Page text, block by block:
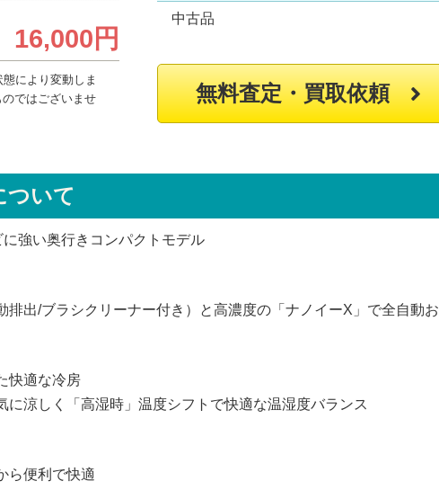
16,000円
により変動しま
ではございませ
中古品
無料査定・買取依頼
ついて
強い奥行きコンパクトモデル
排出/ブラシクリーナー付き）と高濃度の「ナノイーX」で全自動お
快適な冷房
に涼しく「高湿時」温度シフトで快適な温湿度バランス
ら便利で快適